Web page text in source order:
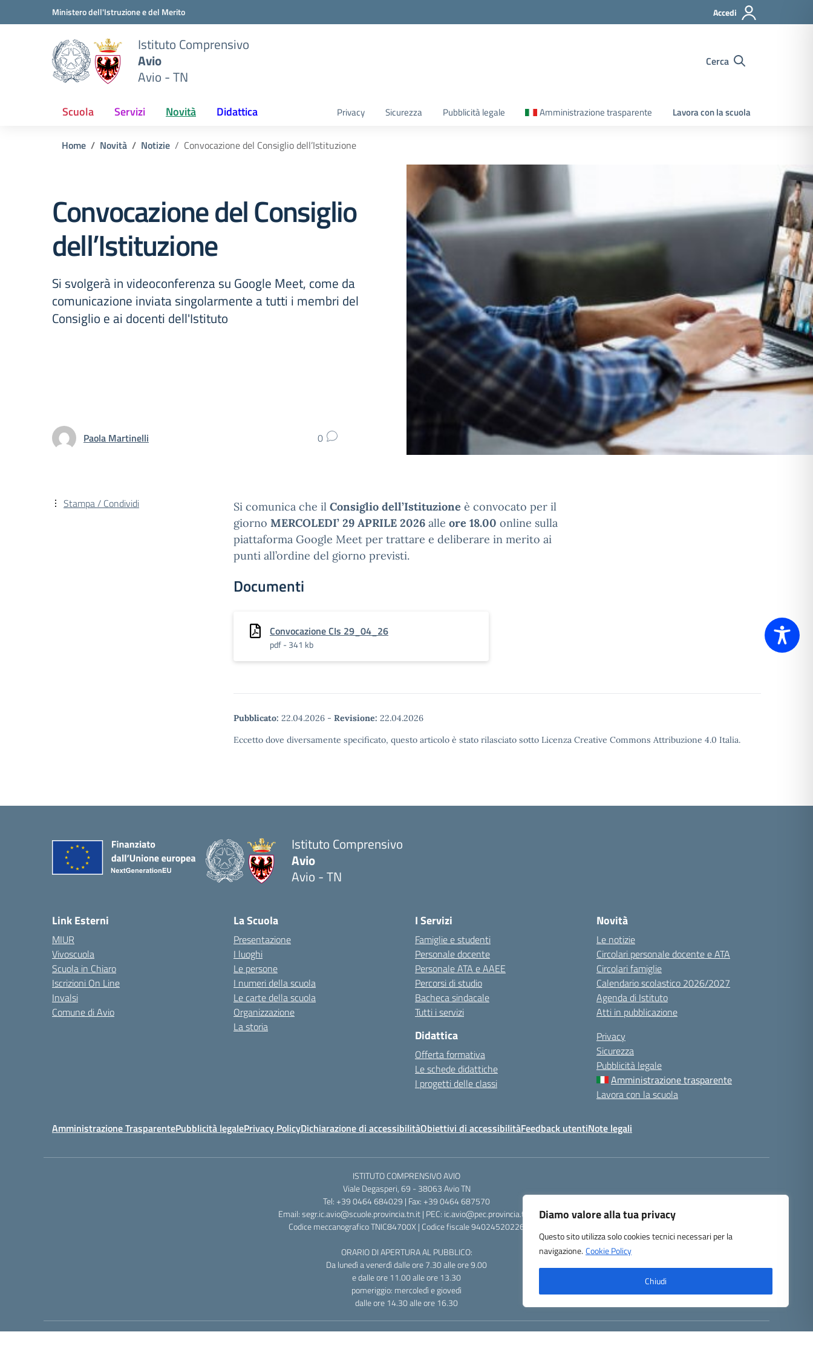
Diamo valore alla tua privacy
Questo sito utilizza solo cookies tecnici necessari per la
navigazione. Cookie Policy
Chiudi
Vai ai contenuti
Vai al menu di navigazioneMinistero dell'Istruzione e del Merito Accedi
Istituto Comprensivo
Avio
Avio - TN
Cerca
Scuola Servizi Novità Didattica Privacy Sicurezza Pubblicità legale Amministrazione trasparente Lavora con la scuola
Home Novità Notizie Convocazione del Consiglio dell’Istituzione
Convocazione del Consiglio
dell’Istituzione
Si svolgerà in videoconferenza su Google Meet, come da
comunicazione inviata singolarmente a tutti i membri del
Consiglio e ai docenti dell'Istituto
Paola Martinelli 0
Si comunica che il Consiglio dell’Istituzione è convocato per il
giorno MERCOLEDI’ 29 APRILE 2026 alle ore 18.00 online sulla
piattaforma Google Meet per trattare e deliberare in merito ai
punti all’ordine del giorno previsti.
Documenti
Convocazione CIs 29_04_26
pdf - 341 kb
Pubblicato: 22.04.2026 - Revisione: 22.04.2026
Eccetto dove diversamente specificato, questo articolo è stato rilasciato sotto Licenza Creative Commons Attribuzione 4.0 Italia.
Stampa / Condividi
Istituto Comprensivo
Avio
Avio - TN
Link Esterni
MIUR
Vivoscuola
Scuola in Chiaro
Iscrizioni On Line
Invalsi
Comune di Avio
La Scuola
Presentazione
I luoghi
Le persone
I numeri della scuola
Le carte della scuola
Organizzazione
La storia
I Servizi
Famiglie e studenti
Personale docente
Personale ATA e AAEE
Percorsi di studio
Bacheca sindacale
Tutti i servizi
Didattica
Offerta formativa
Le schede didattiche
I progetti delle classi
Novità
Le notizie
Circolari personale docente e ATA
Circolari famiglie
Calendario scolastico 2026/2027
Agenda di Istituto
Atti in pubblicazione
Privacy
Sicurezza
Pubblicità legale
Amministrazione trasparente
Lavora con la scuola
Amministrazione TrasparentePubblicità legalePrivacy PolicyDichiarazione di accessibilitàObiettivi di accessibilitàFeedback utentiNote legali
ISTITUTO COMPRENSIVO AVIO
Viale Degasperi, 69 - 38063 Avio TN
Tel: +39 0464 684029 | Fax: +39 0464 687570
Email: segr.ic.avio@scuole.provincia.tn.it | PEC: ic.avio@pec.provincia.tn.it
Codice meccanografico TNIC84700X | Codice fiscale 94024520226
ORARIO DI APERTURA AL PUBBLICO:
Da lunedì a venerdì dalle ore 7.30 alle ore 9.00
e dalle ore 11.00 alle ore 13.30
pomeriggio: mercoledì e giovedì
dalle ore 14.30 alle ore 16.30